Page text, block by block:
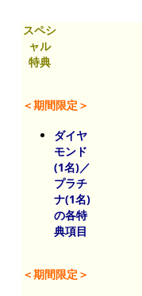
スペシ
ャル
特典
＜期間限定＞
ダイヤ
モンド
(1名)／
プラチ
ナ(1名)
の各特
典項目
＜期間限定＞